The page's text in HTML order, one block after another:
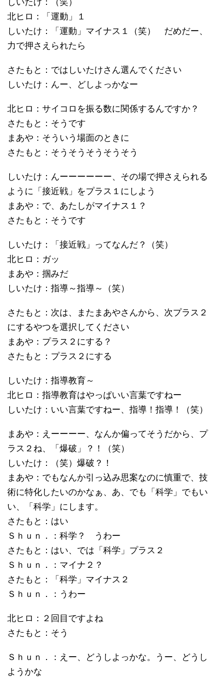
北ヒロ：「運動」１
しいたけ：「運動」マイナス１（笑） だめだー、
力で押さえられたら
さたもと：ではしいたけさん選んでください
しいたけ：んー、どしよっかなー
北ヒロ：サイコロを振る数に関係するんですか？
さたもと：そうです
まあや：そういう場面のときに
さたもと：そうそうそうそうそう
しいたけ：んーーーーーー、その場で押さえられる
ように「接近戦」をプラス１にしよう
まあや：で、あたしがマイナス１？
さたもと：そうです
しいたけ：「接近戦」ってなんだ？（笑）
北ヒロ：ガッ
まあや：掴みだ
しいたけ：指導～指導～（笑）
さたもと：次は、またまあやさんから、次プラス２
にするやつを選択してください
まあや：プラス２にする？
さたもと：プラス２にする
しいたけ：指導教育～
北ヒロ：指導教育はやっぱいい言葉ですねー
しいたけ：いい言葉ですねー、指導！指導！（笑）
まあや：えーーーー、なんか偏ってそうだから、プ
ラス２ね、「爆破」？！（笑）
しいたけ：（笑）爆破？！
まあや：でもなんか引っ込み思案なのに慎重で、技
術に特化したいのかなぁ、あ、でも「科学」でもい
い、「科学」にします。
さたもと：はい
Ｓｈｕｎ．：科学？ うわー
さたもと：はい、では「科学」プラス２
Ｓｈｕｎ．：マイナ２？
さたもと：「科学」マイナス２
Ｓｈｕｎ．：うわー
北ヒロ：２回目ですよね
さたもと：そう
Ｓｈｕｎ．：えー、どうしよっかな。うー、どうし
ようかな